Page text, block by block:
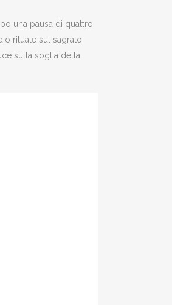
una pausa di quattro
rituale sul sagrato
sulla soglia della